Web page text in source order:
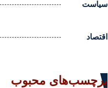
سیاست
اقتصاد
برچسب‌های محبوب